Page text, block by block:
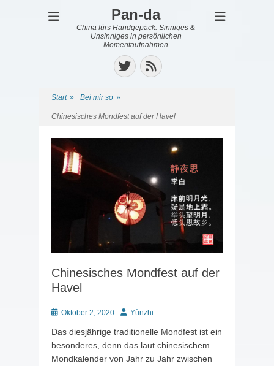
Pan-da
China fürs Handgepäck: Sinniges &
Unsinniges in persönlichen
Momentaufnahmen
Twitter
Feed
Start » Bei mir so »
Chinesisches Mondfest auf der Havel
Chinesisches Mondfest auf der
Havel
Posted
Oktober 2, 2020 AutorYùnzhi
Das diesjährige traditionelle Mondfest ist ein
besonderes, denn das laut chinesischem
Mondkalender von Jahr zu Jahr zwischen